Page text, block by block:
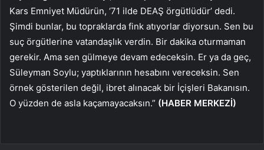
Kars Emniyet Müdürün, ‘71 ilde DEAŞ örgütlüdür’ dedi.
Şimdi bunlar, bu topraklarda fink atıyorlar diyorsun. Sen bu
suç örgütlerine vatandaşlık verdin. Bir dakika oturmaman
gerekir. Ama sen gülmeye devam edeceksin. Er ya da geç,
Süleyman Soylu; yaptıklarının hesabını vereceksin. Sen
örnek gösterilen değil, ibret alınacak bir İçişleri Bakanısın.
O yüzden de asla kaçamayacaksın.” (HABER MERKEZİ)